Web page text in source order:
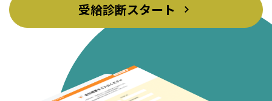
受給診断スタート